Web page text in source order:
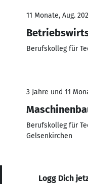
11 Monate, Aug.
Berufskolleg für
3 Jahre und 11
Berufskolleg für
Gelsenkirchen
Logg Dich